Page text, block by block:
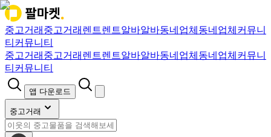
중고거래 중고거래 렌트렌트알바알바동네업체 동네업체 커뮤니
티 커뮤니티
중고거래 중고거래 렌트렌트알바알바동네업체 동네업체 커뮤니
티 커뮤니티
앱 다운로드
중고거래